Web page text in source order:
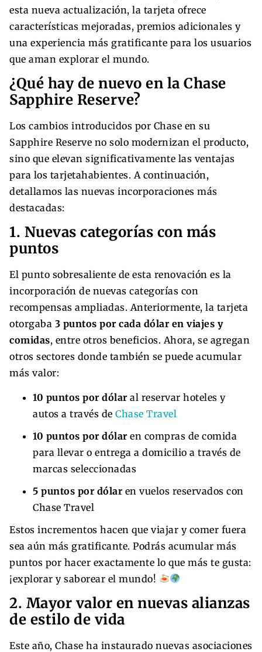
esta nueva actualización, la tarjeta ofrece
características mejoradas, premios adicionales y
una experiencia más gratificante para los usuarios
que aman explorar el mundo.
¿Qué hay de nuevo en la Chase
Sapphire Reserve?
Los cambios introducidos por Chase en su
Sapphire Reserve no solo modernizan el producto,
sino que elevan significativamente las ventajas
para los tarjetahabientes. A continuación,
detallamos las nuevas incorporaciones más
destacadas:
1. Nuevas categorías con más
puntos
El punto sobresaliente de esta renovación es la
incorporación de nuevas categorías con
recompensas ampliadas. Anteriormente, la tarjeta
otorgaba 3 puntos por cada dólar en viajes y
comidas, entre otros beneficios. Ahora, se agregan
otros sectores donde también se puede acumular
más valor:
10 puntos por dólaral reservar hoteles y
autos a través de Chase Travel
10 puntos por dólaren compras de comida
para llevar o entrega a domicilio a través de
marcas seleccionadas
5 puntos por dólaren vuelos reservados con
Chase Travel
Estos incrementos hacen que viajar y comer fuera
sea aún más gratificante. Podrás acumular más
puntos por hacer exactamente lo que más te gusta:
¡explorar y saborear el mundo!
2. Mayor valor en nuevas alianzas
de estilo de vida
Este año, Chase ha instaurado nuevas asociaciones